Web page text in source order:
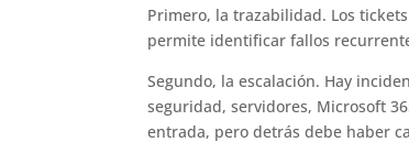
Primero, la trazabilidad. Los
permite identificar fallos
Segundo, la escalación. Hay
seguridad, servidores, Microsoft
entrada, pero detrás debe haber